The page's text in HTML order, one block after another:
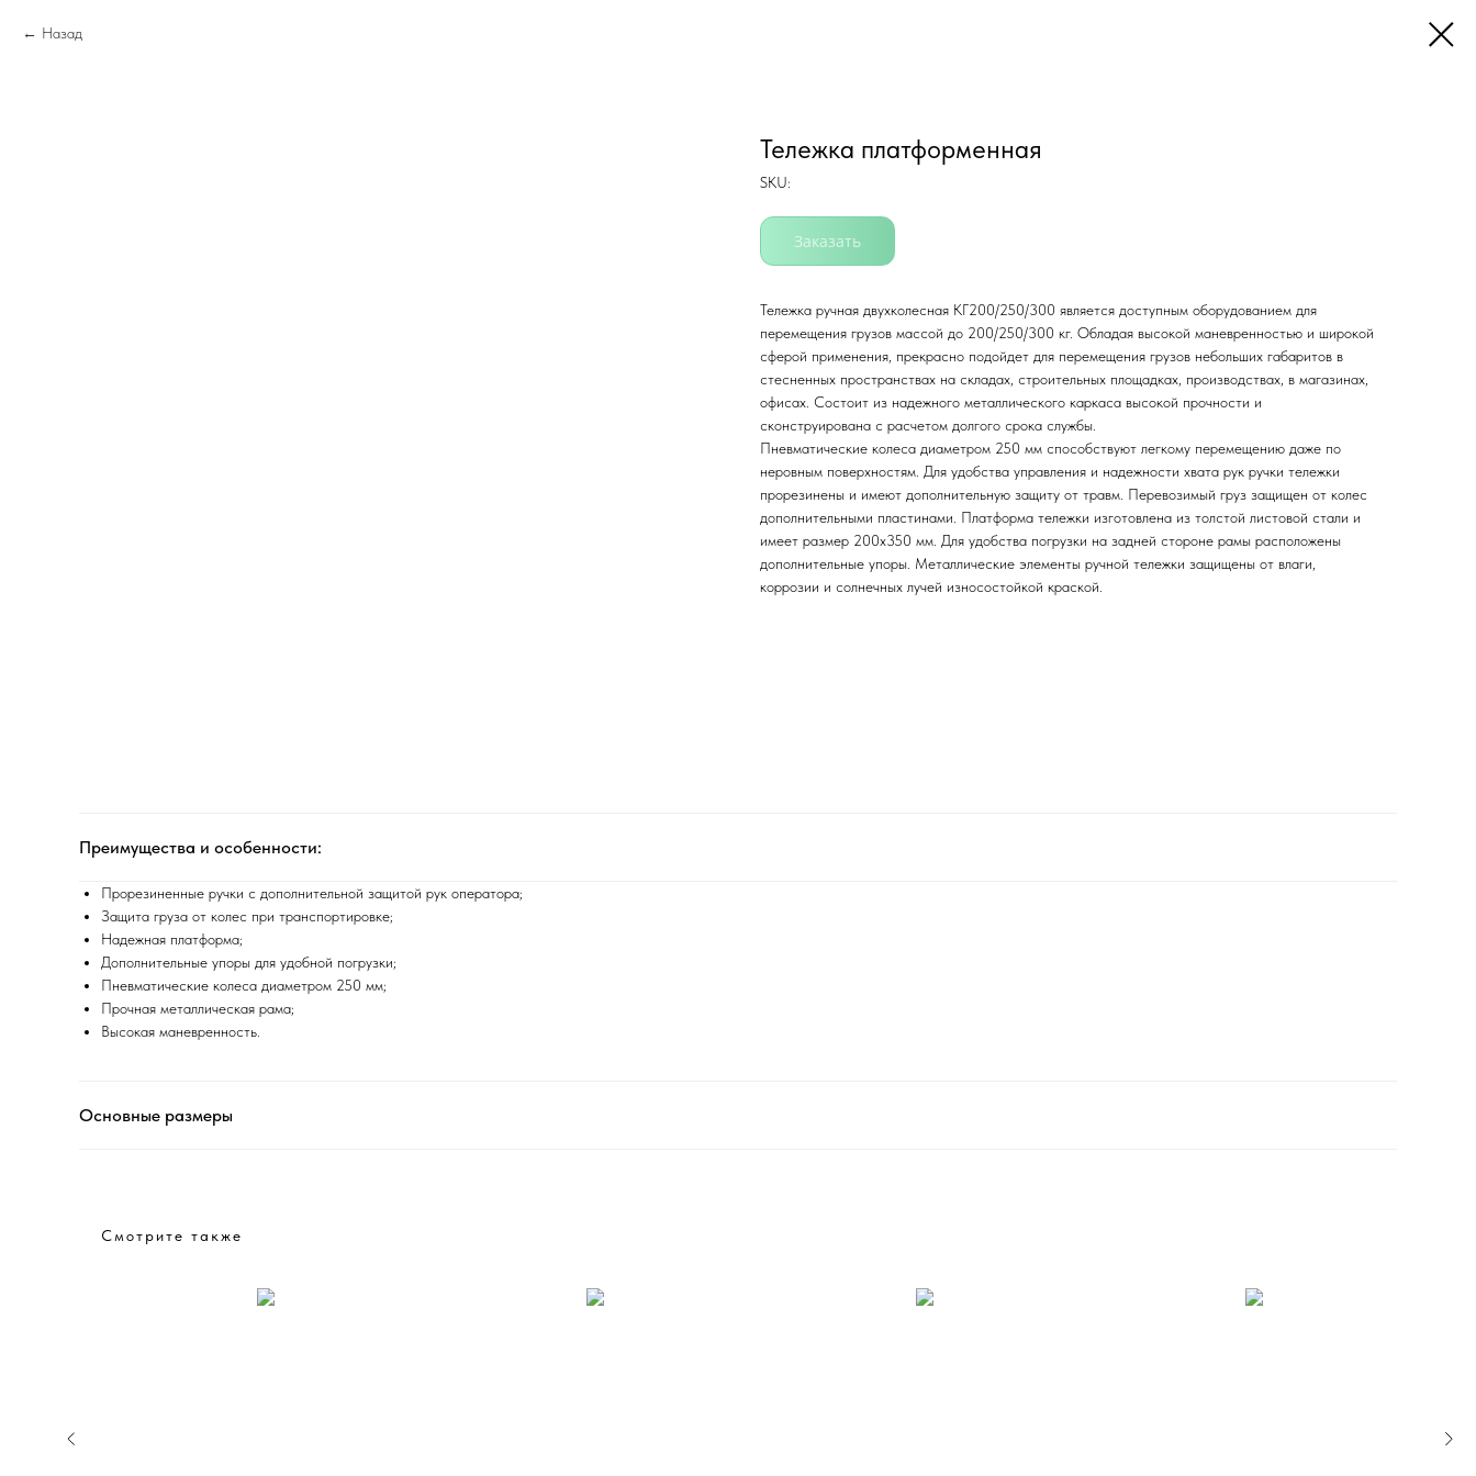
Назад
Тележка платформенная
SKU:
Заказать
Тележка ручная двухколесная КГ200/250/300 является доступным оборудованием для
перемещения грузов массой до 200/250/300 кг. Обладая высокой маневренностью и широкой
сферой применения, прекрасно подойдет для перемещения грузов небольших габаритов в
стесненных пространствах на складах, строительных площадках, производствах, в магазинах,
офисах. Состоит из надежного металлического каркаса высокой прочности и
сконструирована с расчетом долгого срока службы.
Пневматические колеса диаметром 250 мм способствуют легкому перемещению даже по
неровным поверхностям. Для удобства управления и надежности хвата рук ручки тележки
прорезинены и имеют дополнительную защиту от травм. Перевозимый груз защищен от колес
дополнительными пластинами. Платформа тележки изготовлена из толстой листовой стали и
имеет размер 200x350 мм. Для удобства погрузки на задней стороне рамы расположены
дополнительные упоры. Металлические элементы ручной тележки защищены от влаги,
коррозии и солнечных лучей износостойкой краской.
Преимущества и особенности:
Прорезиненные ручки с дополнительной защитой рук оператора;
Защита груза от колес при транспортировке;
Надежная платформа;
Дополнительные упоры для удобной погрузки;
Пневматические колеса диаметром 250 мм;
Прочная металлическая рама;
Высокая маневренность.
Основные размеры
Смотрите также